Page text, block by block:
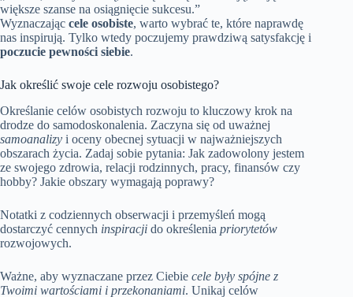
większe szanse na osiągnięcie sukcesu.”
Wyznaczając cele osobiste, warto wybrać te, które naprawdę
nas inspirują. Tylko wtedy poczujemy prawdziwą satysfakcję i
poczucie pewności siebie.
Jak określić swoje cele rozwoju osobistego?
Określanie celów osobistych rozwoju to kluczowy krok na
drodze do samodoskonalenia. Zaczyna się od uważnej
samoanalizy i oceny obecnej sytuacji w najważniejszych
obszarach życia. Zadaj sobie pytania: Jak zadowolony jestem
ze swojego zdrowia, relacji rodzinnych, pracy, finansów czy
hobby? Jakie obszary wymagają poprawy?
Notatki z codziennych obserwacji i przemyśleń mogą
dostarczyć cennych inspiracji do określenia priorytetów
rozwojowych.
Ważne, aby wyznaczane przez Ciebie cele były spójne z
Twoimi wartościami i przekonaniami. Unikaj celów